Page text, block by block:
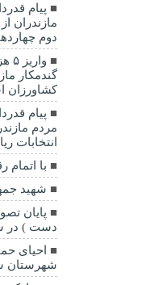
پیام
مازندران
دوم
کشاورزان
پیام
مردم
انتخابات
با اتمام
شهید
پایان
دست ) در
احیای
شهرستان